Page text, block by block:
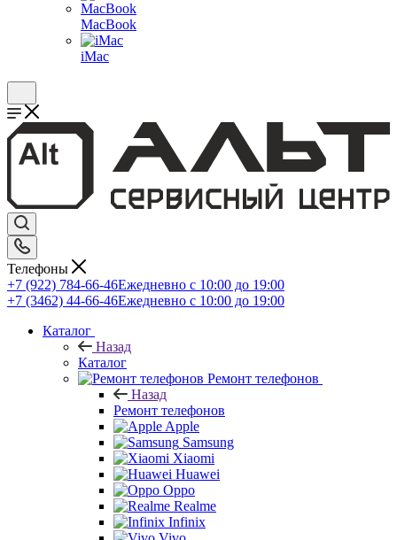
MacBook
iMac
Телефоны
+7 (922) 784-66-46Ежедневно с 10:00 до 19:00
+7 (3462) 44-66-46Ежедневно с 10:00 до 19:00
Каталог
Назад
Каталог
Ремонт телефонов
Назад
Ремонт телефонов
Apple
Samsung
Xiaomi
Huawei
Oppo
Realme
Infinix